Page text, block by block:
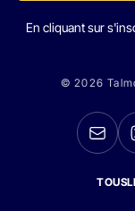
En cliquant sur
© 2026